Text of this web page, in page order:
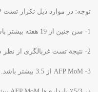
توجه: در موارد ذیل تکرار تست AFP ضرورتی ندارد:
1- سن جنین از 19 هفته بیشتر باشد.
2- نتیجة تست غربالگری از نظر سندرم داون، اسکرین مثبت باشد.
3- AFP MoM از 3.5 بیشتر باشد.